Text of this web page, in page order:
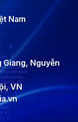
Nam
Giang, Nguyễn
VN